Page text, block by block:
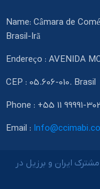
Name: Câmara de
Brasil-Irã
Endereço : AVENIDA
CEP : 05.606-010. Brasil
Phone : +55 11 99991-
Email :
ایران و برزیل در